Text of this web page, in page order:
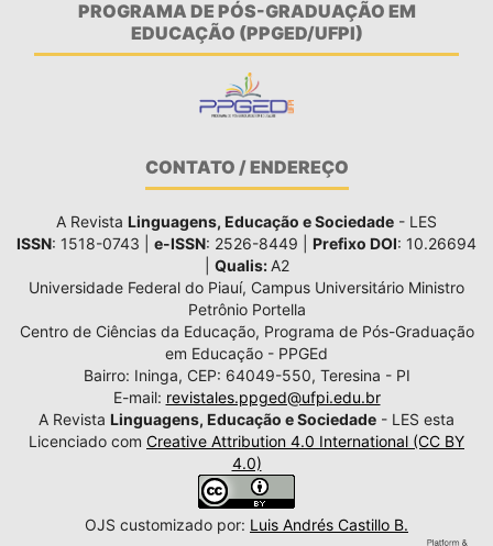
PROGRAMA DE PÓS-GRADUAÇÃO EM
EDUCAÇÃO (PPGED/UFPI)
CONTATO / ENDEREÇO
A Revista Linguagens, Educação e Sociedade - LES
ISSN: 1518-0743 | e-ISSN: 2526-8449 | Prefixo DOI: 10.26694
Qualis: A2
Universidade Federal do Piauí, Campus Universitário Ministro
Petrônio Portella
Centro de Ciências da Educação, Programa de Pós-Graduação
em Educação - PPGEd
Bairro: Ininga, CEP: 64049-550, Teresina - PI
E-mail: revistales.ppged@ufpi.edu.br
A Revista Linguagens, Educação e Sociedade - LES esta
Licenciado com Creative Attribution 4.0 International (CC BY
4.0)
OJS customizado por: Luis Andrés Castillo B.